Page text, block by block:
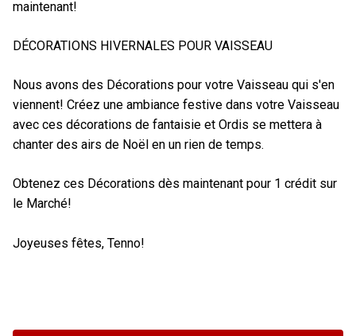
maintenant!
DÉCORATIONS HIVERNALES POUR VAISSEAU
Nous avons des Décorations pour votre Vaisseau qui s'en
viennent! Créez une ambiance festive dans votre Vaisseau
avec ces décorations de fantaisie et Ordis se mettera à
chanter des airs de Noël en un rien de temps.
Obtenez ces Décorations dès maintenant pour 1 crédit sur
le Marché!
Joyeuses fêtes, Tenno!